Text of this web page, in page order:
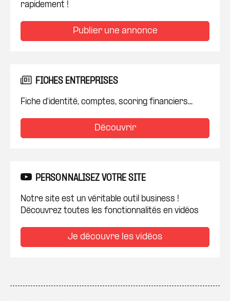
rapidement !
Publier une annonce
FICHES ENTREPRISES
Fiche d'identité, comptes, scoring financiers...
Découvrir
PERSONNALISEZ VOTRE SITE
Notre site est un véritable outil business !
Découvrez toutes les fonctionnalités en vidéos
Je découvre les vidéos